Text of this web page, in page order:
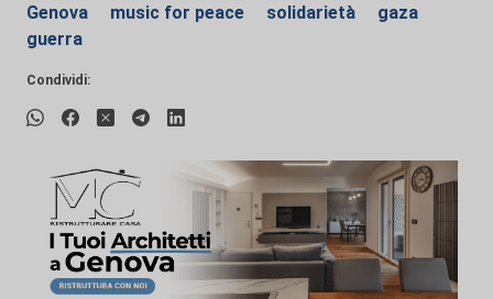
Genova music for peace solidarietà
gaza
guerra
Condividi: